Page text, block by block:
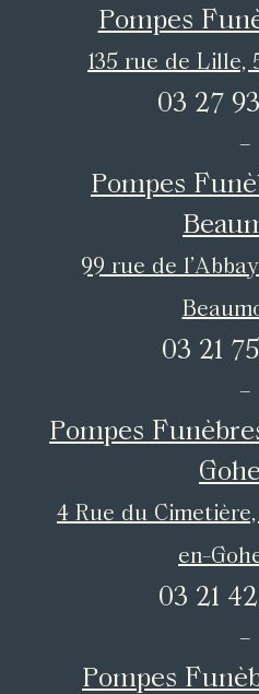
Pompes
135 rue de Lille,
03 27
-
Pompes
99 rue de
03 21
-
Pompes
4 Rue du
en-
03 21
-
Pompes